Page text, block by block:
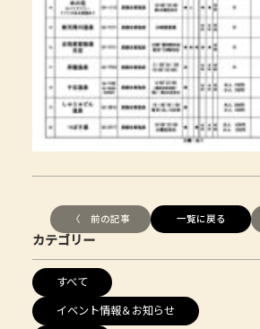
〈 前の記事 一覧に戻る
カテゴリー
すべて
イベント情報＆お知らせ